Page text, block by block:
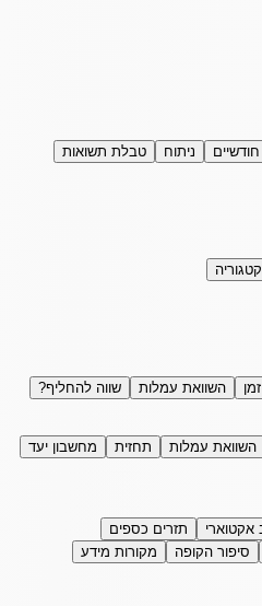
חודשיים ניתוח טבלת תשואות
השוואת עמלות שווה להחליף?
השוואת עמלות תחזית
מחשבון יעד
אקטוארי
תזרים כספים
סיפור הקופה מקורות מידע